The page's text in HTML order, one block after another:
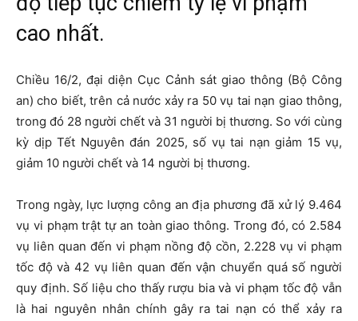
cao nhất.
Chiều 16/2, đại diện Cục Cảnh sát giao thông (Bộ Công
an) cho biết, trên cả nước xảy ra 50 vụ tai nạn giao thông,
trong đó 28 người chết và 31 người bị thương. So với cùng
kỳ dịp Tết Nguyên đán 2025, số vụ tai nạn giảm 15 vụ,
giảm 10 người chết và 14 người bị thương.
Trong ngày, lực lượng công an địa phương đã xử lý 9.464
vụ vi phạm trật tự an toàn giao thông. Trong đó, có 2.584
vụ liên quan đến vi phạm nồng độ cồn, 2.228 vụ vi phạm
tốc độ và 42 vụ liên quan đến vận chuyển quá số người
quy định. Số liệu cho thấy rượu bia và vi phạm tốc độ vẫn
là hai nguyên nhân chính gây ra tai nạn có thể xảy ra